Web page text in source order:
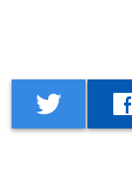
twitter